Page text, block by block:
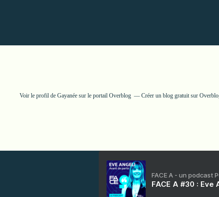
Voir le profil de Gayanée sur le portail Overblog Créer un blog gratuit sur
FACE A - un podcast
FACE A #30 :